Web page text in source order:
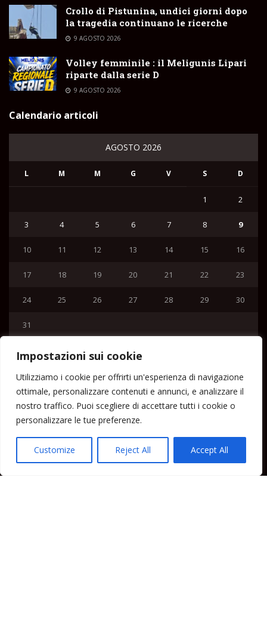
Impostazioni sui cookie
Utilizziamo i cookie per offrirti un'esperienza di navigazione
ottimale, personalizzare contenuti e annunci, e analizzare il
nostro traffico. Puoi scegliere di accettare tutti i cookie o
personalizzare le tue preferenze.
Customize Reject All Accept All
Crollo di Pistunina, undici giorni dopo
la tragedia continuano le ricerche
9 AGOSTO 2026
Volley femminile : il Meligunis Lipari
riparte dalla serie D
9 AGOSTO 2026
Calendario articoli
AGOSTO 2026
L M M G V S D
1 2
3 4 5 6 7 8 9
10 11 12 13 14 15 16
17 18 19 20 21 22 23
24 25 26 27 28 29 30
31
Home
Lipari News
Cronaca Lipari
Politica Lipari
Cultura Lipari